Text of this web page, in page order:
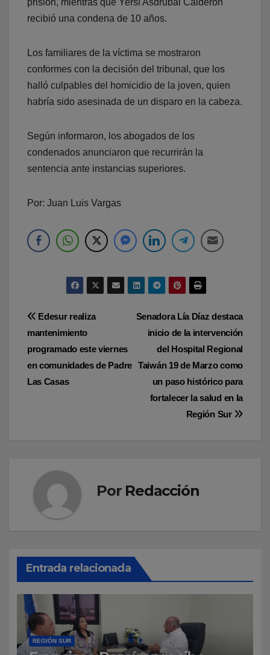
prisión, mientras que Yersi Asdrubal Calderón
recibió una condena de 10 años.
Los familiares de la víctima se mostraron
conformes con la decisión del tribunal, que los
halló culpables del homicidio de la joven, quien
habría sido asesinada de un disparo en la cabeza.
Según informaron, los abogados de los
condenados anunciaron que recurrirán la
sentencia ante instancias superiores.
Por: Juan Luis Vargas
Navegación
de
entradas
Senadora Lía Díaz destaca
inicio de la intervención
del Hospital Regional
Taiwán 19 de Marzo como
un paso histórico para
fortalecer la salud en la
Región Sur
Edesur realiza
mantenimiento
programado este viernes
en comunidades de Padre
Las Casas
Por Redacción
Entrada relacionada
REGIÓN SUR